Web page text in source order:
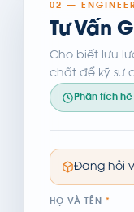
02 —
Tư Vấn
Cho biết lưu
chất để kỹ sư
Phân tích
Đang hỏi
HỌ VÀ TÊN *